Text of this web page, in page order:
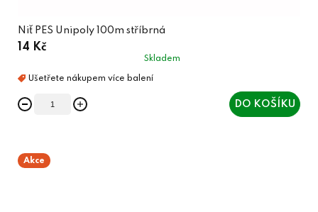
Niť PES Unipoly 100m stříbrná
14 Kč
Skladem
DO KOŠÍKU
Akce